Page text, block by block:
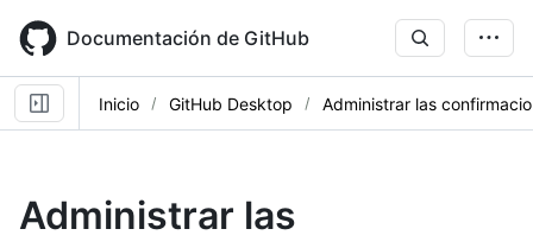
main
content
Documentación de GitHub
Inicio GitHub Desktop Administrar las
Administrar las